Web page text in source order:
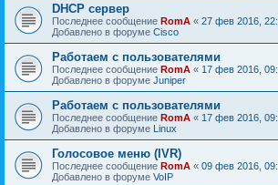
DHCP сервер
Последнее сообщение RomA « 27 фев 2016,
Добавлено в форуме Cisco
Работаем с пользователями
Последнее сообщение RomA « 17 фев 2016,
Добавлено в форуме Juniper
Работаем с пользователями
Последнее сообщение RomA « 17 фев 2016,
Добавлено в форуме Linux
Голосовое меню (IVR)
Последнее сообщение RomA « 09 фев 2016,
Добавлено в форуме VoIP